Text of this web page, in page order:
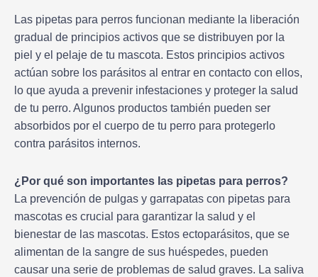
Las pipetas para perros funcionan mediante la liberación
gradual de principios activos que se distribuyen por la
piel y el pelaje de tu mascota. Estos principios activos
actúan sobre los parásitos al entrar en contacto con ellos,
lo que ayuda a prevenir infestaciones y proteger la salud
de tu perro. Algunos productos también pueden ser
absorbidos por el cuerpo de tu perro para protegerlo
contra parásitos internos.
¿Por qué son importantes las pipetas para perros?
La prevención de pulgas y garrapatas con pipetas para
mascotas es crucial para garantizar la salud y el
bienestar de las mascotas. Estos ectoparásitos, que se
alimentan de la sangre de sus huéspedes, pueden
causar una serie de problemas de salud graves. La saliva